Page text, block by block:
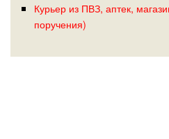
Курьер из ПВЗ, аптек,
поручения)